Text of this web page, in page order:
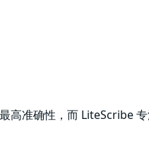
准确性，而 LiteScribe